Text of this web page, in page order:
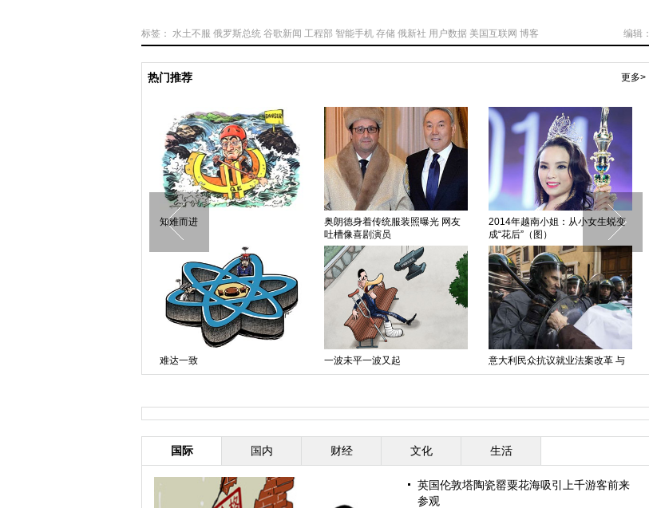
编辑：
标签： 水土不服 俄罗斯总统 谷歌新闻 工程部 智能手机 存储 俄新社 用户数据 美国互联网 博客
热门推荐 更多>
知难而进
奥朗德身着传统服装照曝光 网友
吐槽像喜剧演员
2014年越南小姐：从小女生蜕变
成“花后”（图）
难达一致 一波未平一波又起
意大利民众抗议就业法案改革 与
警方激烈冲突
国际 国内 财经 文化 生活
英国伦敦塔陶瓷罂粟花海吸引上千游客前来
参观